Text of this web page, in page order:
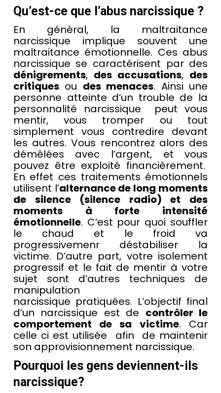
Qu’est-ce que l’abus narcissique ?
En général, la maltraitance
narcissique implique souvent une
maltraitance émotionnelle. Ces abus
narcissique se caractérisent par des
dénigrements, des accusations, des
critiquesou des menaces. Ainsi une
personne atteinte d’un trouble de la
personnalité narcissique peut vous
mentir, vous tromper ou tout
simplement vous contredire devant
les autres. Vous rencontrez alors des
démêlées avec l’argent, et vous
pouvez être exploité financièrement.
En effet ces traitements émotionnels
utilisent l’alternance de long moments
de silence (silence radio) et des
moments à forte intensité
émotionnelle. C’est pour quoi souffler
le chaud et le froid va
progressivemenr déstabiliser la
victime. D’autre part, votre isolement
progressif et le fait de mentir à votre
sujet sont d’autres techniques de
manipulation
narcissique pratiquées. L’objectif final
d’un narcissique est de contrôler le
comportement de sa victime. Car
celle ci est utilisée afin de maintenir
son approvisionnement narcissique.
Pourquoi les gens deviennent-ils
narcissique?